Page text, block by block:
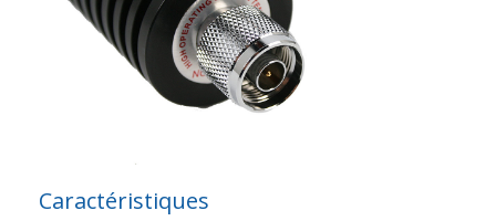
Caractéristiques